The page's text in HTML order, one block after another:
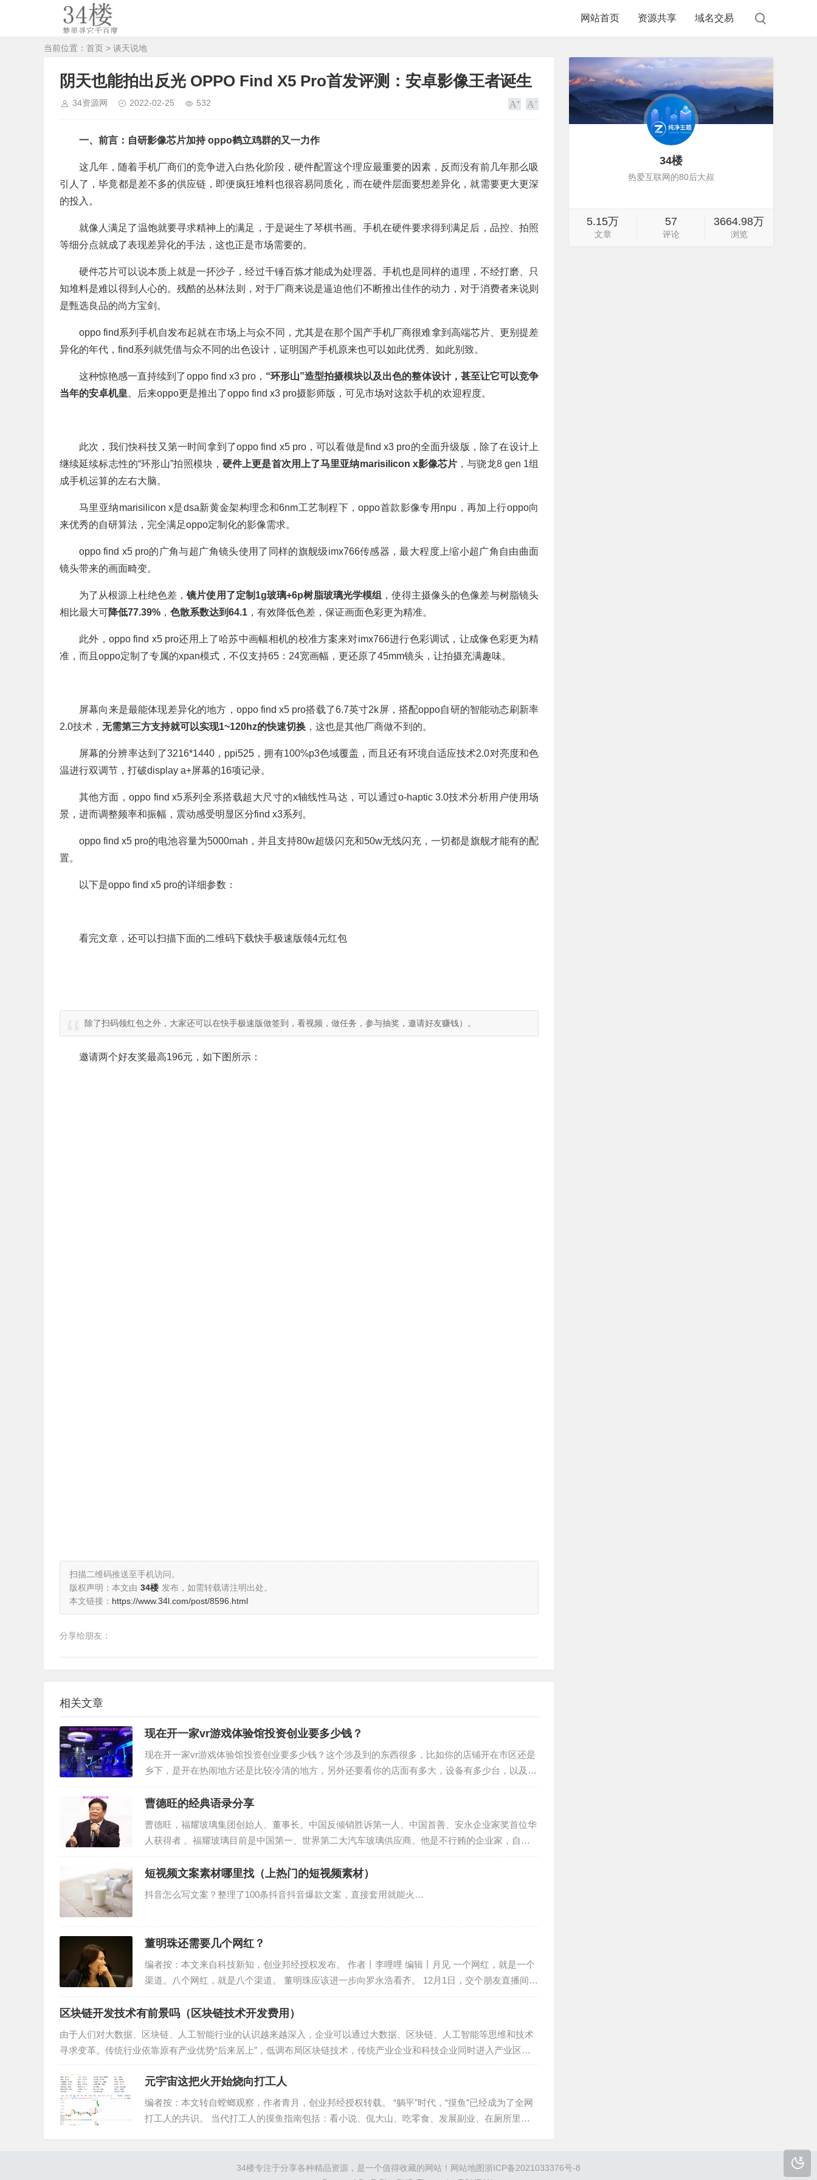
网站首页 资源共享 域名交易
当前位置： 首页 > 谈天说地
阴天也能拍出反光 OPPO Find X5 Pro首发评测：安卓影像王者诞生
34资源网 2022-02-25 532
一、前言：自研影像芯片加持 oppo鹤立鸡群的又一力作
这几年，随着手机厂商们的竞争进入白热化阶段，硬件配置这个理应最重要的因素，反而没有前几年那么吸
引人了，毕竟都是差不多的供应链，即便疯狂堆料也很容易同质化，而在硬件层面要想差异化，就需要更大更深
的投入。
就像人满足了温饱就要寻求精神上的满足，于是诞生了琴棋书画。手机在硬件要求得到满足后，品控、拍照
等细分点就成了表现差异化的手法，这也正是市场需要的。
硬件芯片可以说本质上就是一抔沙子，经过千锤百炼才能成为处理器。手机也是同样的道理，不经打磨、只
知堆料是难以得到人心的。残酷的丛林法则，对于厂商来说是逼迫他们不断推出佳作的动力，对于消费者来说则
是甄选良品的尚方宝剑。
oppo find系列手机自发布起就在市场上与众不同，尤其是在那个国产手机厂商很难拿到高端芯片、更别提差
异化的年代，find系列就凭借与众不同的出色设计，证明国产手机原来也可以如此优秀、如此别致。
这种惊艳感一直持续到了oppo find x3 pro， “环形山”造型拍摄模块以及出色的整体设计，甚至让它可以竞争
当年的安卓机皇。后来oppo更是推出了oppo find x3 pro摄影师版，可见市场对这款手机的欢迎程度。
此次，我们快科技又第一时间拿到了oppo find x5 pro，可以看做是find x3 pro的全面升级版，除了在设计上
继续延续标志性的“环形山”拍照模块， 硬件上更是首次用上了马里亚纳marisilicon x影像芯片 ，与骁龙8 gen 1组
成手机运算的左右大脑。
马里亚纳marisilicon x是dsa新黄金架构理念和6nm工艺制程下，oppo首款影像专用npu，再加上行oppo向
来优秀的自研算法，完全满足oppo定制化的影像需求。
oppo find x5 pro的广角与超广角镜头使用了同样的旗舰级imx766传感器，最大程度上缩小超广角自由曲面
镜头带来的画面畸变。
为了从根源上杜绝色差，镜片使用了定制1g玻璃+6p树脂玻璃光学模组 ，使得主摄像头的色像差与树脂镜头
相比最大可降低77.39% ， 色散系数达到64.1 ，有效降低色差，保证画面色彩更为精准。
此外，oppo find x5 pro还用上了哈苏中画幅相机的校准方案来对imx766进行色彩调试，让成像色彩更为精
准，而且oppo定制了专属的xpan模式，不仅支持65：24宽画幅，更还原了45mm镜头，让拍摄充满趣味。
屏幕向来是最能体现差异化的地方，oppo find x5 pro搭载了6.7英寸2k屏，搭配oppo自研的智能动态刷新率
2.0技术， 无需第三方支持就可以实现1~120hz的快速切换 ，这也是其他厂商做不到的。
屏幕的分辨率达到了3216*1440，ppi525，拥有100%p3色域覆盖，而且还有环境自适应技术2.0对亮度和色
温进行双调节，打破display a+屏幕的16项记录。
其他方面，oppo find x5系列全系搭载超大尺寸的x轴线性马达，可以通过o-haptic 3.0技术分析用户使用场
景，进而调整频率和振幅，震动感受明显区分find x3系列。
oppo find x5 pro的电池容量为5000mah，并且支持80w超级闪充和50w无线闪充，一切都是旗舰才能有的配
置。
以下是oppo find x5 pro的详细参数：
看完文章，还可以扫描下面的二维码下载快手极速版领4元红包
除了扫码领红包之外，大家还可以在快手极速版做签到，看视频，做任务，参与抽奖，邀请好友赚钱）。
邀请两个好友奖最高196元，如下图所示：
扫描二维码推送至手机访问。
版权声明：本文由 34楼 发布，如需转载请注明出处。
本文链接： https://www.34l.com/post/8596.html
分享给朋友：
相关文章
现在开一家vr游戏体验馆投资创业要多少钱？
现在开一家vr游戏体验馆投资创业要多少钱？这个涉及到的东西很多，比如你的店铺开在市区还是
乡下，是开在热闹地方还是比较冷清的地方，另外还要看你的店面有多大，设备有多少台，以及其
他的零零碎碎加起来，就能知道开一家vr游戏体验馆需要多少钱了。…
曹德旺的经典语录分享
曹德旺，福耀玻璃集团创始人、董事长。中国反倾销胜诉第一人、中国首善、安永企业家奖首位华
人获得者 。福耀玻璃目前是中国第一、世界第二大汽车玻璃供应商。他是不行贿的企业家，自称
“没送过一盒月饼”，以人格做事；他是行善的佛教徒，从1983年第一次…
短视频文案素材哪里找（上热门的短视频素材）
抖音怎么写文案？整理了100条抖音抖音爆款文案，直接套用就能火…
董明珠还需要几个网红？
编者按：本文来自科技新知，创业邦经授权发布。 作者丨李哩哩 编辑丨月见 一个网红，就是一个
渠道。八个网红，就是八个渠道。 董明珠应该进一步向罗永浩看齐。 12月1日，交个朋友直播间发
布了名为“交个朋友宇宙”的文章，文章介绍罗永浩“交…
区块链开发技术有前景吗（区块链技术开发费用）
由于人们对大数据、区块链、人工智能行业的认识越来越深入，企业可以通过大数据、区块链、人工智能等思维和技术
寻求变革。传统行业依靠原有产业优势“后来居上”，低调布局区块链技术，传统产业企业和科技企业同时进入产业区块
链赛道。在区块链发展报告中，我…
元宇宙这把火开始烧向打工人
编者按：本文转自螳螂观察，作者青月，创业邦经授权转载。 “躺平”时代，“摸鱼”已经成为了全网
打工人的共识。 当代打工人的摸鱼指南包括：看小说、侃大山、吃零食、发展副业、在厕所里打
34楼
热爱互联网的80后大叔
5.15万
文章
57
评论
3664.98万
浏览
34楼专注于分享各种精品资源，是一个值得收藏的网站！ 网站地图浙ICP备2021033376号-8